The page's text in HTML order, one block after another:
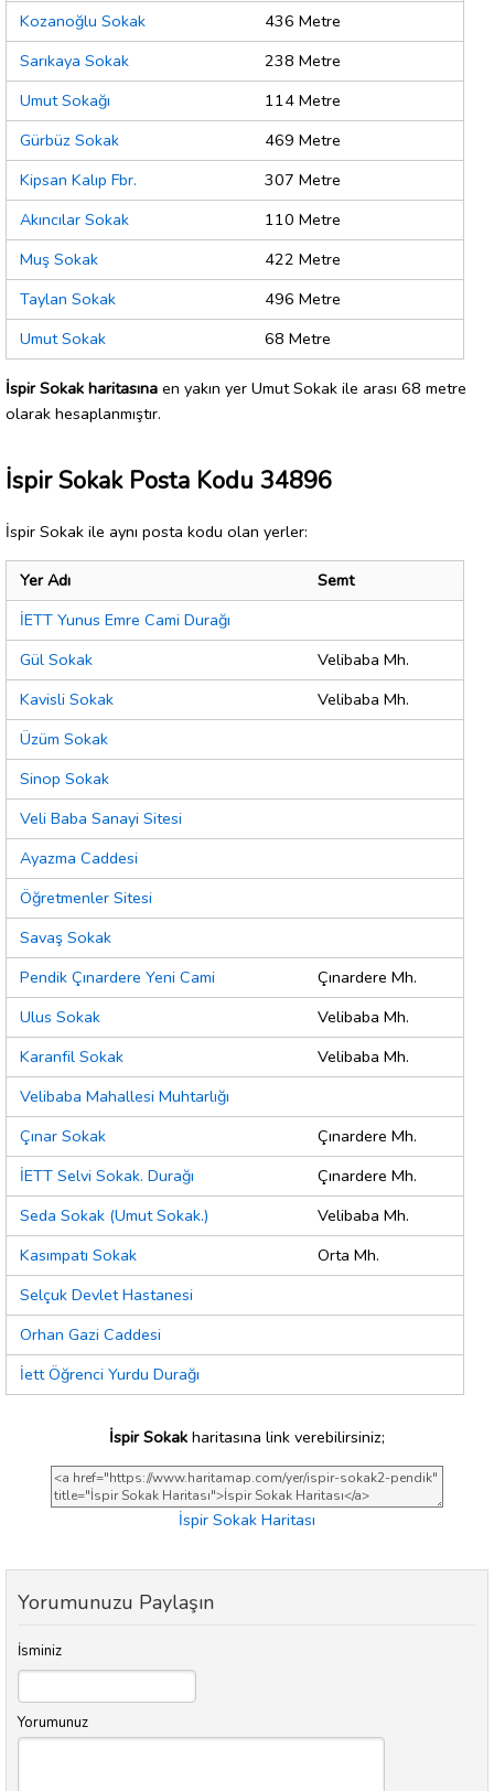
Kozanoğlu Sokak
436 Metre
Sarıkaya Sokak
238 Metre
Umut Sokağı
114 Metre
Gürbüz Sokak
469 Metre
Kipsan Kalıp Fbr.
307 Metre
Akıncılar Sokak
110 Metre
Muş Sokak
422 Metre
Taylan Sokak
496 Metre
Umut Sokak
68 Metre
İspir Sokak haritasına en yakın yer Umut Sokak ile arası 68 metre
olarak hesaplanmıştır.
İspir Sokak Posta Kodu 34896
İspir Sokak ile aynı posta kodu olan yerler:
Yer Adı
Semt
İETT Yunus Emre Cami Durağı
Gül Sokak
Velibaba Mh.
Kavisli Sokak
Velibaba Mh.
Üzüm Sokak
Sinop Sokak
Veli Baba Sanayi Sitesi
Ayazma Caddesi
Öğretmenler Sitesi
Savaş Sokak
Pendik Çınardere Yeni Cami
Çınardere Mh.
Ulus Sokak
Velibaba Mh.
Karanfil Sokak
Velibaba Mh.
Velibaba Mahallesi Muhtarlığı
Çınar Sokak
Çınardere Mh.
İETT Selvi Sokak. Durağı
Çınardere Mh.
Seda Sokak (Umut Sokak.)
Velibaba Mh.
Kasımpatı Sokak
Orta Mh.
Selçuk Devlet Hastanesi
Orhan Gazi Caddesi
İett Öğrenci Yurdu Durağı
İspir Sokak haritasına link verebilirsiniz;
İspir Sokak Haritası
Yorumunuzu Paylaşın
İsminiz
Yorumunuz